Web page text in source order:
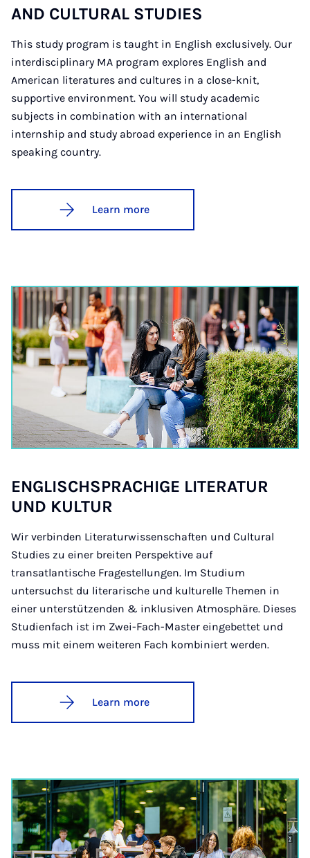
AND CUL­TUR­AL STUD­IES
This study program is taught in English exclusively. Our
interdisciplinary MA program explores English and
American literatures and cultures in a close-knit,
supportive environment. You will study academic
subjects in combination with an international
internship and study abroad experience in an English
speaking country.
Learn more
ENG­LISCHS­PRAC­HIGE LIT­ER­AT­UR
UND KUL­TUR
Wir verbinden Literaturwissenschaften und Cultural
Studies zu einer breiten Perspektive auf
transatlantische Fragestellungen. Im Studium
untersuchst du literarische und kulturelle Themen in
einer unterstützenden & inklusiven Atmosphäre. Dieses
Studienfach ist im Zwei-Fach-Master eingebettet und
muss mit einem weiteren Fach kombiniert werden.
Learn more